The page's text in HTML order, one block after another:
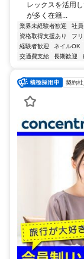
レックスを活用
が多く在籍...
業界未経験者歓迎 社
資格取得支援あり
フ
経験者歓迎
ネイルOK
交通費支給
長期歓迎
契約社